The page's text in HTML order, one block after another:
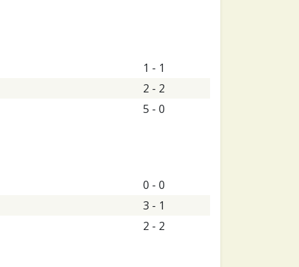
1 - 1
2 - 2
5 - 0
0 - 0
3 - 1
2 - 2